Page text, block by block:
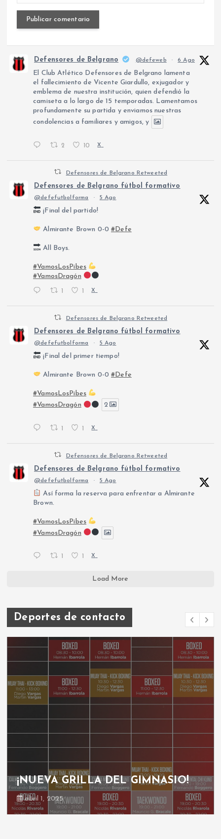
Defensores de Belgrano @defeweb · 6 Ago
El Club Atlético Defensores de Belgrano lamenta
el fallecimiento de Vicente Giardullo, exjugador y
emblema de nuestra institución, quien defendió la
camiseta a lo largo de 15 temporadas. Lamentamos
profundamente su partida y enviamos nuestras
condolencias a familiares y amigos, y
2 10 X
Defensores de Belgrano Retweeted
Defensores de Belgrano fútbol formativo
@defefutbolforma · 5 Ago
¡Final del partido!
Almirante Brown 0-0#Defe
All Boys.
#VamosLosPibes
#VamosDragón
X
Defensores de Belgrano Retweeted
Defensores de Belgrano fútbol formativo
@defefutbolforma · 5 Ago
¡Final del primer tiempo!
Almirante Brown 0-0#Defe
#VamosLosPibes
#VamosDragón
2
1 1 X
Defensores de Belgrano Retweeted
Defensores de Belgrano fútbol formativo
@defefutbolforma · 5 Ago
Así forma la reserva para enfrentar a Almirante
Brown.
#VamosLosPibes
#VamosDragón
X
Load More
Deportes de contacto
¡NUEVA GRILLA DEL GIMNASIO!
abril 1, 2025